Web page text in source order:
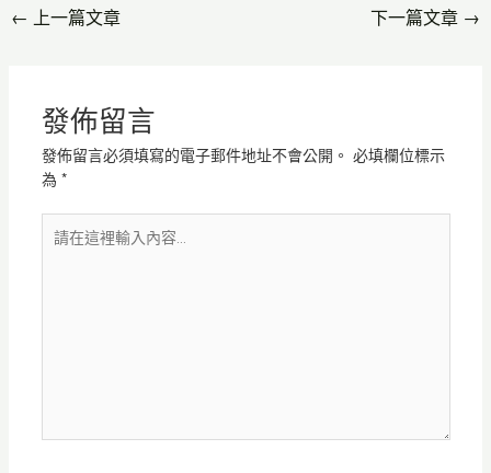
← 上一篇文章 下一篇文章 →
發佈留言
發佈留言必須填寫的電子郵件地址不會公開。 必填欄位標示
為 *
在